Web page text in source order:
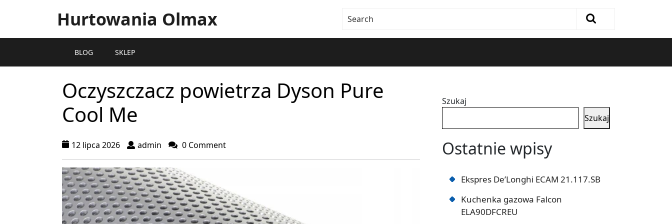
Hurtowania Olmax
BLOG SKLEP
Oczyszczacz powietrza Dyson Pure
Cool Me
12 lipca 2026 admin 0 Comment
Szukaj
Szukaj
Ostatnie wpisy
Ekspres De’Longhi ECAM 21.117.SB
Kuchenka gazowa Falcon
ELA90DFCREU